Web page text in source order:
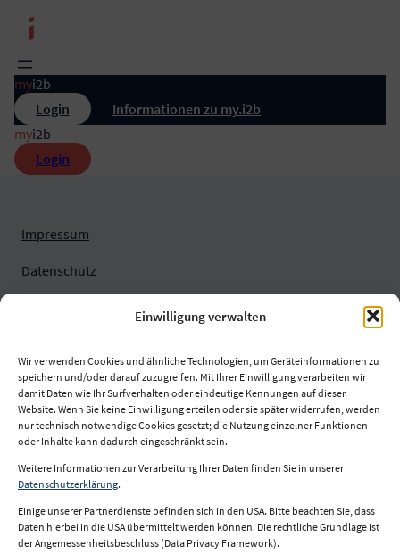
Einwilligung verwalten
Wir verwenden Cookies und ähnliche Technologien, um Geräteinformationen zu
speichern und/oder darauf zuzugreifen. Mit Ihrer Einwilligung verarbeiten wir
damit Daten wie Ihr Surfverhalten oder eindeutige Kennungen auf dieser
Website. Wenn Sie keine Einwilligung erteilen oder sie später widerrufen, werden
nur technisch notwendige Cookies gesetzt; die Nutzung einzelner Funktionen
oder Inhalte kann dadurch eingeschränkt sein.
Weitere Informationen zur Verarbeitung Ihrer Daten finden Sie in unserer
Datenschutzerklärung.
Einige unserer Partnerdienste befinden sich in den USA. Bitte beachten Sie, dass
Daten hierbei in die USA übermittelt werden können. Die rechtliche Grundlage ist
der Angemessenheitsbeschluss (Data Privacy Framework).
Inhalt
springen
myi2b
Login
Informationen zu my.i2b
myi2b
Login
Impressum
Datenschutz
Nutzungsbedingungen
© 2026 i2b.at
powered by